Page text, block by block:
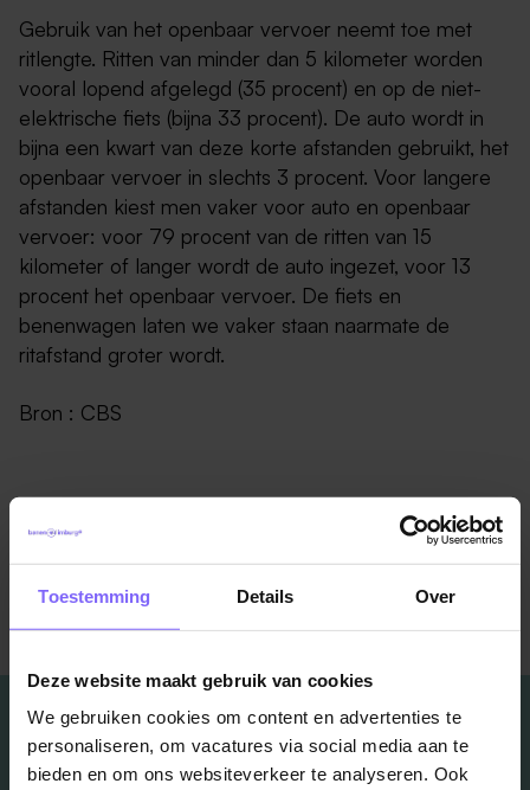
Toestemming Details Over
Deze website maakt gebruik van cookies
We gebruiken cookies om content en advertenties te
personaliseren, om vacatures via social media aan te
bieden en om ons websiteverkeer te analyseren. Ook
Gebruik van het openbaar vervoer neemt toe met
ritlengte. Ritten van minder dan 5 kilometer worden
vooral lopend afgelegd (35 procent) en op de niet-
elektrische fiets (bijna 33 procent). De auto wordt in
bijna een kwart van deze korte afstanden gebruikt, het
openbaar vervoer in slechts 3 procent. Voor langere
afstanden kiest men vaker voor auto en openbaar
vervoer: voor 79 procent van de ritten van 15
kilometer of langer wordt de auto ingezet, voor 13
procent het openbaar vervoer. De fiets en
benenwagen laten we vaker staan naarmate de
ritafstand groter wordt.
Bron : CBS
Terug naar alle items